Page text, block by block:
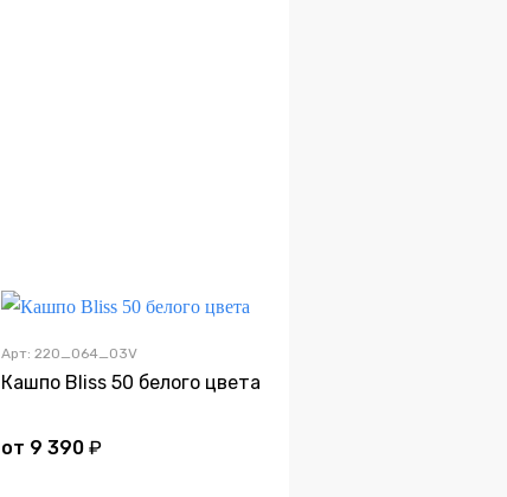
Арт: 220_064_03V
Кашпо Bliss 50 белого цвета
от 9 390 ₽